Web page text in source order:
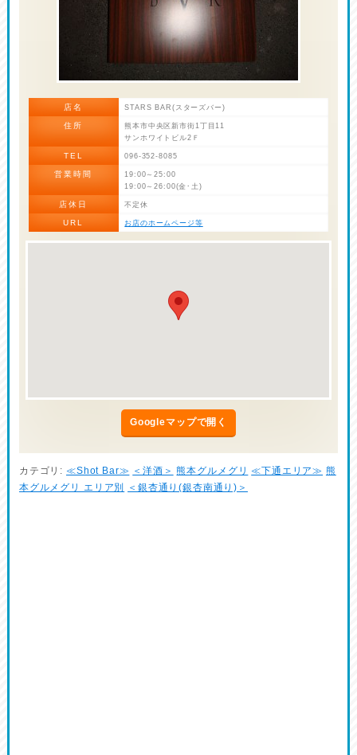
店名 STARS BAR(スターズバー)
住所
熊本市中央区新市街1丁目11
サンホワイトビル2Ｆ
TEL 096-352-8085
営業時間
19:00～25:00
19:00～26:00(金･土)
店休日 不定休
URL お店のホームページ等
Googleマップで開く
カテゴリ: ≪Shot Bar≫ ＜洋酒＞ 熊本グルメグリ ≪下通エリア≫ 熊
本グルメグリ エリア別
＜銀杏通り(銀杏南通り)＞